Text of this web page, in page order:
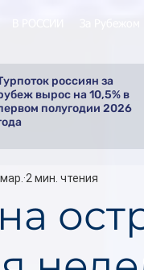
россиян за
вырос на 10,5% в
полугодии 2026
2 мин. чтения